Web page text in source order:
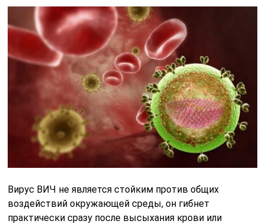
Вирус ВИЧ не является стойким против общих
воздействий окружающей среды, он гибнет
практически сразу после высыхания крови или